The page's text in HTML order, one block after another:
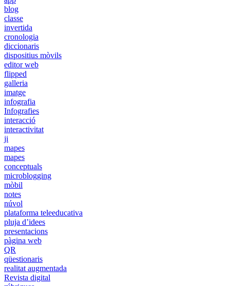
blog
classe
invertida
cronologia
diccionaris
dispositius mòvils
editor web
flipped
galleria
imatge
infografia
Infografies
interacció
interactivitat
ji
mapes
mapes
conceptuals
microblogging
mòbil
notes
núvol
plataforma teleeducativa
pluja d’idees
presentacions
pàgina web
QR
qüestionaris
realitat augmentada
Revista digital